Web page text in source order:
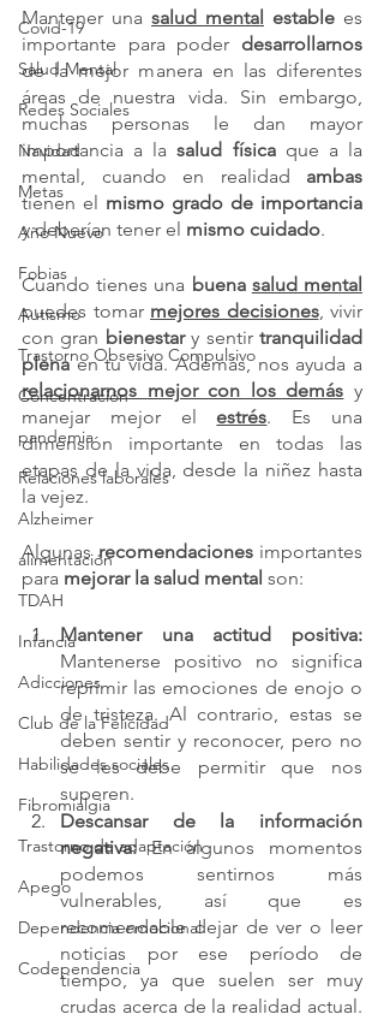
Covid-19
Salud Mental
Redes Sociales
Navidad
Metas
Año Nuevo
Fobias
Autismo
Trastorno Obsesivo Compulsivo
Concentración
pandemia
Relaciones laborales
Alzheimer
alimentación
TDAH
Infancia
Adicciones
Club de la Felicidad
Habilidades sociales
Fibromialgia
Trastorno de adaptación
Apego
Dependencia emocional
Codependencia
Mantener una salud mental estable es
importante para poder desarrollarnos
de la mejor manera en las diferentes
áreas de nuestra vida. Sin embargo,
muchas personas le dan mayor
importancia a la salud física que a la
mental, cuando en realidad
tienen el
y deberían tener el mismo cuidado.
Cuando tienes una buena salud mental
puedes tomar mejores decisiones, vivir
con gran bienestar y sentir tranquilidad
plena en tu vida. Además, nos ayuda a
relacionarnos mejor con los demás y
manejar mejor el estrés. Es una
dimensión importante en todas las
etapas de la vida, desde la niñez hasta
la vejez.
Algunas recomendaciones importantes
para mejorar la salud mental son:
reprimir las emociones de enojo o
de tristeza. Al contrario, estas se
deben sentir y reconocer, pero no
se les debe permitir que nos
superen.
Descansar de la información
negativa: En algunos momentos
podemos sentirnos más
vulnerables, así que es
recomendable dejar de ver o leer
noticias por ese período de
tiempo, ya que suelen ser muy
crudas acerca de la realidad actual.